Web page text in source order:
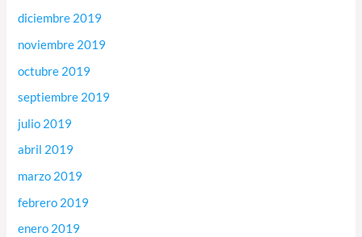
diciembre 2019
noviembre 2019
octubre 2019
septiembre 2019
julio 2019
abril 2019
marzo 2019
febrero 2019
enero 2019